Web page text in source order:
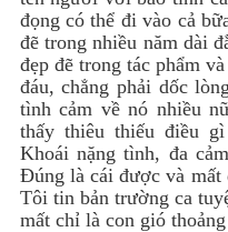
đọng có thể đi vào cả
đẽ trong nhiều năm dài
đẹp đẽ trong tác phẩm
đáu, chẳng phải dốc
tình cảm về nó nhiều
thấy thiêu thiếu điều
Khoái nặng tình, đa
Đúng là cái được và mất
Tôi tin bản trường ca
mất chỉ là con gió